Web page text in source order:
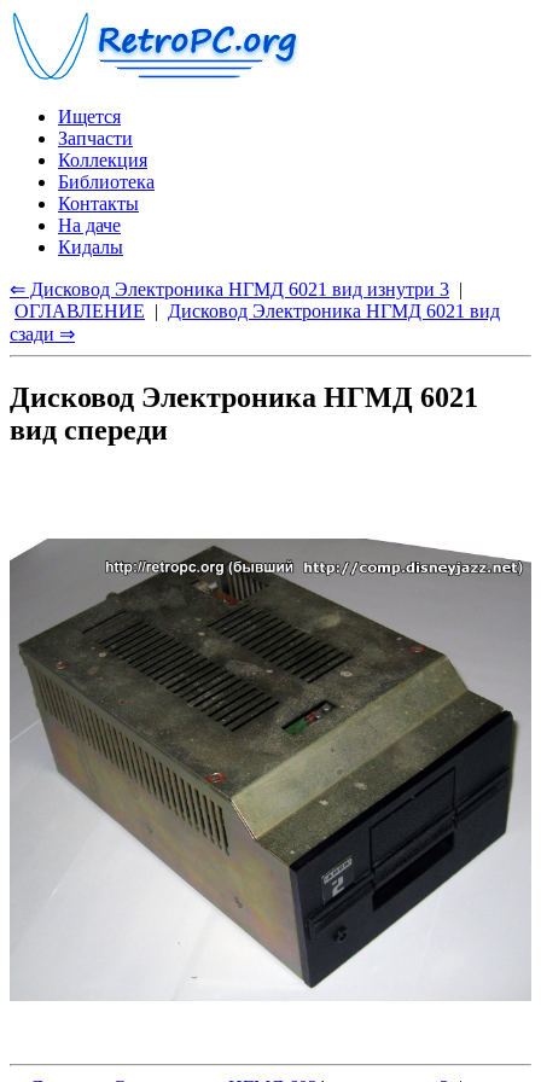
Ищется
Запчасти
Коллекция
Библиотека
Контакты
На даче
Кидалы
⇐ Дисковод Электроника НГМД 6021 вид изнутри 3 |
ОГЛАВЛЕНИЕ | Дисковод Электроника НГМД 6021 вид
сзади ⇒
Дисковод Электроника НГМД 6021
вид спереди